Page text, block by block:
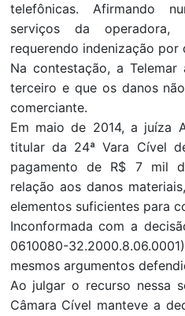
telefônicas. Afirmando
serviços da
requerendo indenização por
Na contestação, a
terceiro e que os danos
comerciante.
Em maio de 2014, a juíza
titular da 24ª Vara Cível
pagamento de R$ 7 mil
relação aos danos
elementos suficientes para
Inconformada com a
0610080-
mesmos argumentos
Ao julgar o recurso nessa
Câmara Cível manteve a